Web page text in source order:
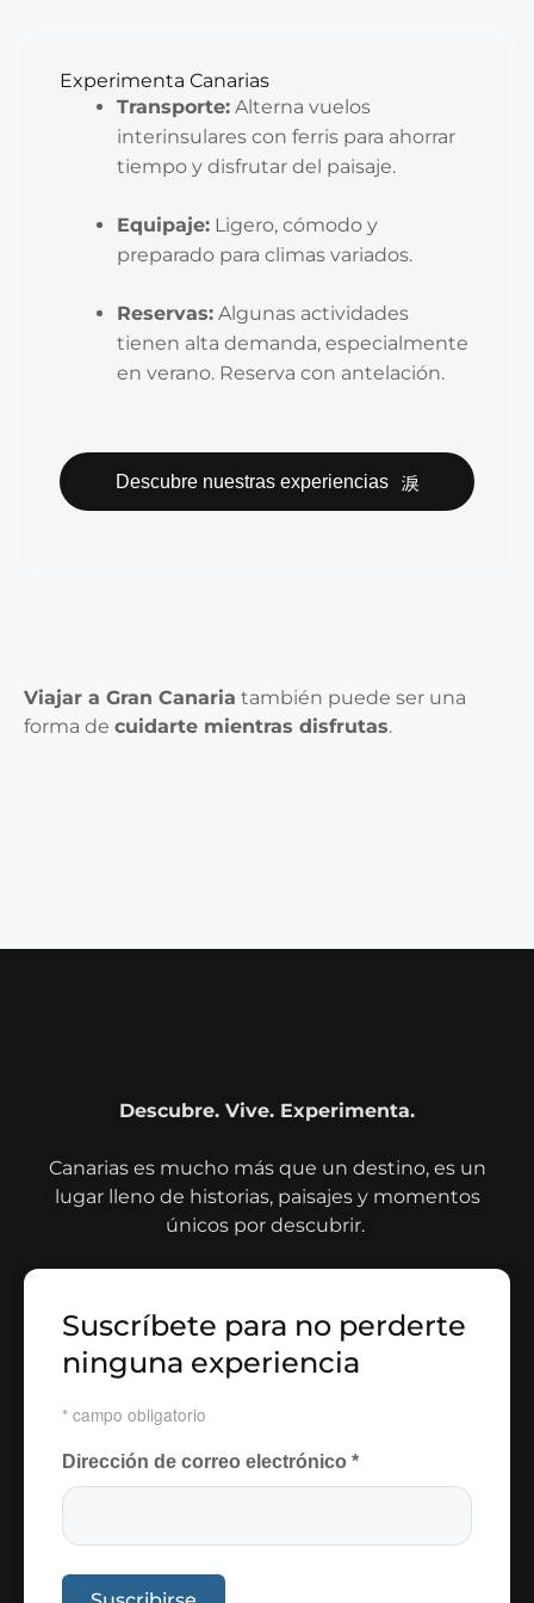
Experimenta Canarias
Transporte: Alterna vuelos
interinsulares con ferris para ahorrar
tiempo y disfrutar del paisaje.
Equipaje: Ligero, cómodo y
preparado para climas variados.
Reservas: Algunas actividades
tienen alta demanda, especialmente
en verano. Reserva con antelación.
Descubre nuestras experiencias
Viajar a Gran Canaria también puede ser una
forma de cuidarte mientras disfrutas.
Descubre. Vive. Experimenta.
Canarias es mucho más que un destino, es un
lugar lleno de historias, paisajes y momentos
únicos por descubrir.
Suscríbete para no perderte
ninguna experiencia
* campo obligatorio
Dirección de correo electrónico *